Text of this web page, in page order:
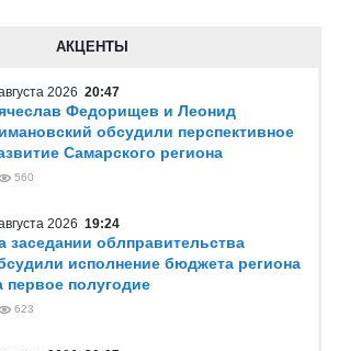
АКЦЕНТЫ
2026 20:47
Федорищев и Леонид
обсудили перспективное
Самарского региона
560
2026 19:24
заседании облправительства
исполнение бюджета региона
первое полугодие
623